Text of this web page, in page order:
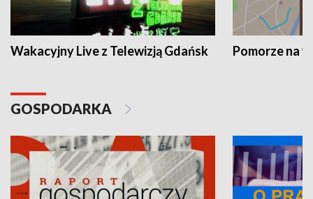
Wakacyjny Live z Telewizją Gdańsk Pomorze na
GOSPODARKA